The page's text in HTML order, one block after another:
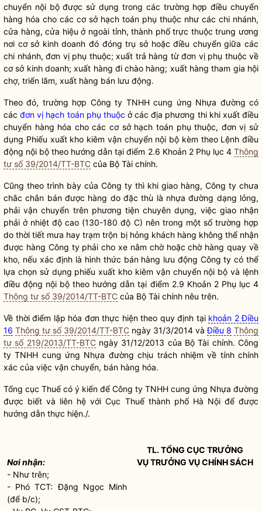
chuyển nội bộ được sử dụng trong các trường hợp điều chuyển
hàng hóa cho các cơ sở hạch toán phụ thuộc như các chi nhánh,
cửa hàng, cửa hiệu ở ngoài tỉnh, thành phố trực thuộc trung ương
nơi cơ sở kinh doanh đó đóng trụ sở hoặc điều chuyển giữa các
chi nhánh, đơn vị phụ thuộc; xuất trả hàng từ đơn vị phụ thuộc về
cơ sở kinh doanh; xuất hàng đi chào hàng; xuất hàng tham gia hội
chợ, triển lãm, xuất hàng bán lưu động.
Theo đó, trường hợp Công ty TNHH cung ứng Nhựa đường có
cácđơn vị hạch toán phụ thuộc ở các địa phương thi khi xuất điều
chuyển hàng hóa cho các cơ sở hạch toán phụ thuộc, đơn vị sử
dụng Phiếu xuất kho kiêm vận chuyển nội bộ kèm theo Lệnh điều
động nội bộ theo hướng dẫn tại điểm 2.6 Khoản 2 Phụ lục 4 Thông
tư số 39/2014/TT-BTC của Bộ Tài chính.
Cũng theo trình bày của Công ty thì khi giao hàng, Công ty chưa
chắc chắn bán được hàng do đặc thù là nhựa đường dạng lỏng,
phải vận chuyển trên phương tiện chuyên dụng, việc giao nhận
phải ở nhiệt độ cao (130-180 độ C) nên trong một số trường hợp
do thời tiết mưa hay trạm trộn bị hỏng khách hàng không thể nhận
được hàng Công ty phải cho xe nằm chờ hoặc chờ hàng quay về
kho, nếu xác định là hình thức bán hàng lưu động Công ty có thể
lựa chọn sử dụng phiếu xuất kho kiêm vận chuyển nội bộ và lệnh
điều động nội bộ theo hướng dẫn tại điểm 2.9 Khoản 2 Phụ lục 4
Thông tư số 39/2014/TT-BTC của Bộ Tài chính nêu trên.
Về thời điểm lập hóa đơn thực hiện theo quy định tại khoản 2 Điều
16 Thông tư số 39/2014/TT-BTC ngày 31/3/2014 vàĐiều 8 Thông
tư số 219/2013/TT-BTCngày 31/12/2013 của Bộ Tài chính. Công
ty TNHH cung ứng Nhựa đường chịu trách nhiệm về tính chính
xác của việc vận chuyển, bán hàng hóa.
Tổng cục Thuế có ý kiến để Công ty TNHH cung ứng Nhựa đường
được biết và liên hệ với Cục Thuế thành phố Hà Nội để được
hướng dẫn thực hiện./.
Nơi nhận:
- Như trên;
- Phó TCT: Đặng Ngọc Minh
(để b/c);
TL. TỔNG CỤC TRƯỞNG
VỤ TRƯỞNG VỤ CHÍNH SÁCH